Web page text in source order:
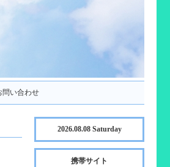
問い合わせ
2026.08.08 Saturday
携帯サイト